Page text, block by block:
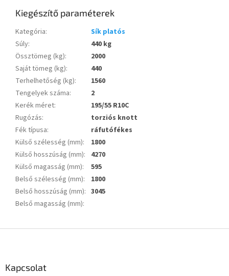
Kiegészítő paraméterek
Kategória:
Sík platós
Súly:
440 kg
Össztömeg (kg):
2000
Saját tömeg (kg):
440
Terhelhetőség (kg):
1560
Tengelyek száma:
2
Kerék méret:
195/55 R10C
Rugózás:
torziós knott
Fék típusa:
ráfutófékes
Külső szélesség (mm):
1800
Külső hosszúság (mm):
4270
Külső magasság (mm):
595
Belső szélesség (mm):
1800
Belső hosszúság (mm): 3045
Belső magasság (mm):
Kapcsolat